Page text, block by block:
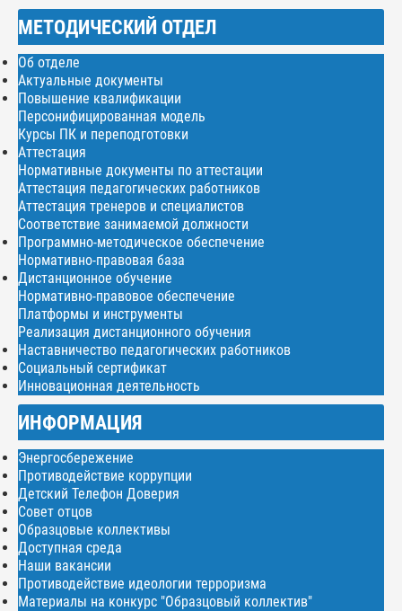
МЕТОДИЧЕСКИЙ ОТДЕЛ
Об отделе
Актуальные документы
Повышение квалификации
Персонифицированная модель
Курсы ПК и переподготовки
Аттестация
Нормативные документы по аттестации
Аттестация педагогических работников
Аттестация тренеров и специалистов
Соответствие занимаемой должности
Программно-методическое обеспечение
Нормативно-правовая база
Дистанционное обучение
Нормативно-правовое обеспечение
Платформы и инструменты
Реализация дистанционного обучения
Наставничество педагогических работников
Социальный сертификат
Инновационная деятельность
ИНФОРМАЦИЯ
Энергосбережение
Противодействие коррупции
Детский Телефон Доверия
Совет отцов
Образцовые коллективы
Доступная среда
Наши вакансии
Противодействие идеологии терроризма
Материалы на конкурс "Образцовый коллектив"